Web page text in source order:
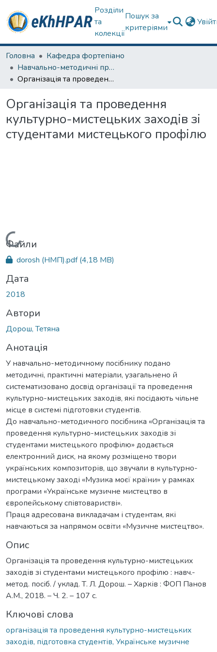
Розділи
та
колекції
Пошук за
критеріями
Головна
Кафедра фортепіано
Навчально-методичні праці
Організація та проведення культурно-мистецьких заходів зі студентами мистецького профілю
Організація та проведення
культурно-мистецьких заходів зі
студентами мистецького профілю
Вантажиться...
Файли
dorosh (НМП).pdf(4,18 MB)
Дата
2018
Автори
Дорош, Тетяна
Анотація
У навчально-методичному посібнику подано
методичні, практичні матеріали, узагальнено й
систематизовано досвід організації та проведення
культурно-мистецьких заходів, які посідають чільне
місце в системі підготовки студентів.
До навчально-методичного посібника «Організація та
проведення культурно-мистецьких заходів зі
студентами мистецького профілю» додається
електронний диск, на якому розміщено твори
українських композиторів, що звучали в культурно-
мистецькому заході «Музика моєї країни» у рамках
програми «Українське музичне мистецтво в
європейському співтоваристві».
Праця адресована викладачам і студентам, які
навчаються за напрямом освіти «Музичне мистецтво».
Опис
Організація та проведення культурно-мистецьких
заходів зі студентами мистецького профілю : навч.-
метод. посіб. / уклад. Т. Л. Дорош. – Харків : ФОП Панов
А.М., 2018. – Ч. 2. – 107 с.
Ключові слова
організація та проведення культурно-мистецьких
заходів, підготовка студентів, Українське музичне